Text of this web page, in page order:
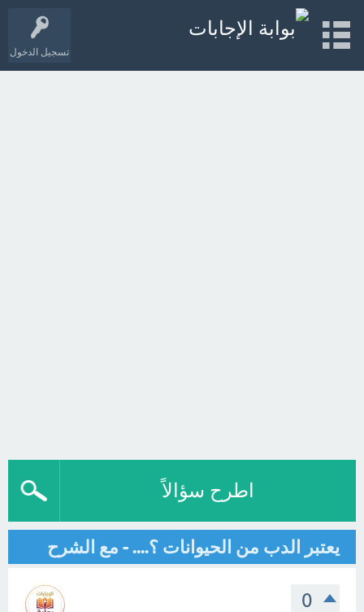
تسجيل الدخول
اطرح سؤالاً
يعتبر الدب من الحيوانات ؟.... - مع الشرح
0